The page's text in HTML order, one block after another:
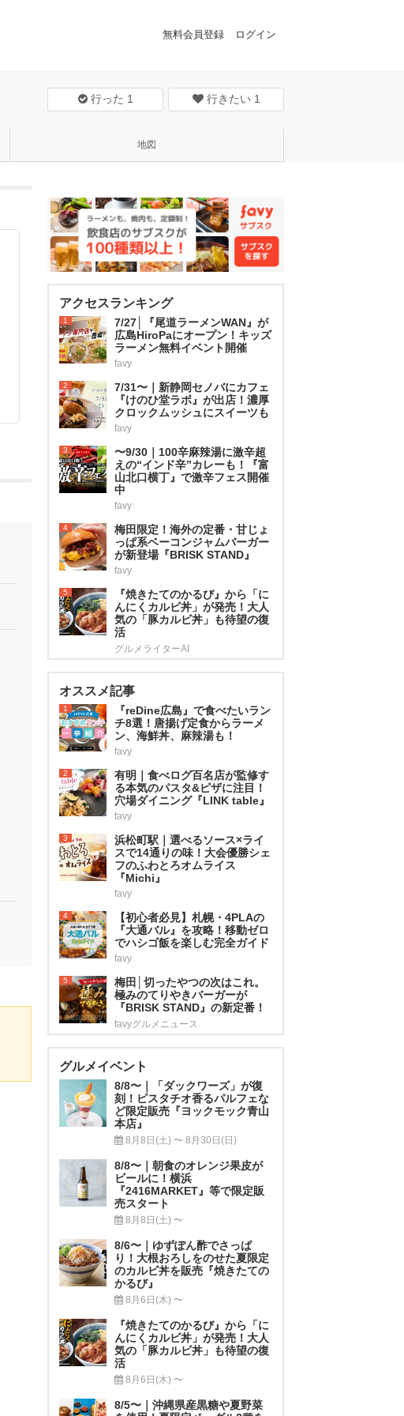
無料会員登録 ログイン
行った 1 行きたい 1
地図
アクセスランキング
1
7/27│『尾道ラーメンWAN』が
広島HiroPaにオープン！キッズ
ラーメン無料イベント開催
favy
2
7/31〜｜新静岡セノバにカフェ
『けのひ堂ラボ』が出店！濃厚
クロックムッシュにスイーツも
favy
3
〜9/30｜100辛麻辣湯に激辛超
えの“インド辛”カレーも！『富
山北口横丁』で激辛フェス開催
中
favy
4
梅田限定！海外の定番・甘じょ
っぱ系ベーコンジャムバーガー
が新登場『BRISK STAND』
favy
5
『焼きたてのかるび』から「に
んにくカルビ丼」が発売！大人
気の「豚カルビ丼」も待望の復
活
グルメライターAI
オススメ記事
1
『reDine広島』で食べたいラン
チ8選！唐揚げ定食からラーメ
ン、海鮮丼、麻辣湯も！
favy
2
有明｜食べログ百名店が監修す
る本気のパスタ&ピザに注目！
穴場ダイニング『LINK table』
favy
3
浜松町駅｜選べるソース×ライ
スで14通りの味！大会優勝シェ
フのふわとろオムライス
『Michi』
favy
4
【初心者必見】札幌・4PLAの
『大通バル』を攻略！移動ゼロ
でハシゴ飯を楽しむ完全ガイド
favy
5
梅田│切ったやつの次はこれ。
極みのてりやきバーガーが
『BRISK STAND』の新定番！
favyグルメニュース
グルメイベント
8/8〜｜「ダックワーズ」が復
刻！ピスタチオ香るパルフェな
ど限定販売『ヨックモック青山
本店』
8月8日(土) 〜 8月30日(日)
8/8〜｜朝食のオレンジ果皮が
ビールに！横浜
『2416MARKET』等で限定販
売スタート
8月8日(土) 〜
8/6〜｜ゆずぽん酢でさっぱ
り！大根おろしをのせた夏限定
のカルビ丼を販売『焼きたての
かるび』
8月6日(木) 〜
『焼きたてのかるび』から「に
んにくカルビ丼」が発売！大人
気の「豚カルビ丼」も待望の復
活
8月6日(木) 〜
8/5〜｜沖縄県産黒糖や夏野菜